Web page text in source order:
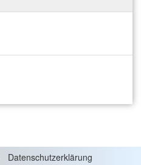
Datenschutzerklärung